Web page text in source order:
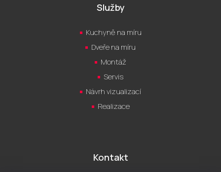
Služby
Kuchyně na míru
Dveře na míru
Montáž
Servis
Návrh vizualizací
Realizace
Kontakt